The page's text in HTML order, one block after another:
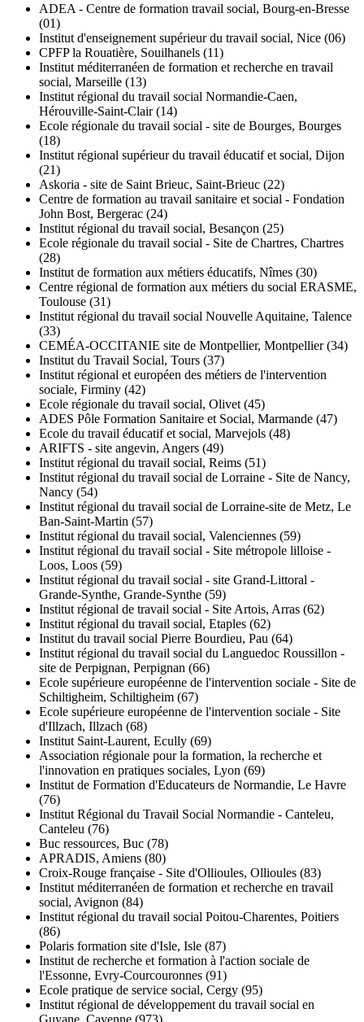
ADEA - Centre de formation travail social, Bourg-en-Bresse
(01)
Institut d'enseignement supérieur du travail social, Nice (06)
CPFP la Rouatière, Souilhanels (11)
Institut méditerranéen de formation et recherche en travail
social, Marseille (13)
Institut régional du travail social Normandie-Caen,
Hérouville-Saint-Clair (14)
Ecole régionale du travail social - site de Bourges, Bourges
(18)
Institut régional supérieur du travail éducatif et social, Dijon
(21)
Askoria - site de Saint Brieuc, Saint-Brieuc (22)
Centre de formation au travail sanitaire et social - Fondation
John Bost, Bergerac (24)
Institut régional du travail social, Besançon (25)
Ecole régionale du travail social - Site de Chartres, Chartres
(28)
Institut de formation aux métiers éducatifs, Nîmes (30)
Centre régional de formation aux métiers du social ERASME,
Toulouse (31)
Institut régional du travail social Nouvelle Aquitaine, Talence
(33)
CEMÉA-OCCITANIE site de Montpellier, Montpellier (34)
Institut du Travail Social, Tours (37)
Institut régional et européen des métiers de l'intervention
sociale, Firminy (42)
Ecole régionale du travail social, Olivet (45)
ADES Pôle Formation Sanitaire et Social, Marmande (47)
Ecole du travail éducatif et social, Marvejols (48)
ARIFTS - site angevin, Angers (49)
Institut régional du travail social, Reims (51)
Institut régional du travail social de Lorraine - Site de Nancy,
Nancy (54)
Institut régional du travail social de Lorraine-site de Metz, Le
Ban-Saint-Martin (57)
Institut régional du travail social, Valenciennes (59)
Institut régional du travail social - Site métropole lilloise -
Loos, Loos (59)
Institut régional du travail social - site Grand-Littoral -
Grande-Synthe, Grande-Synthe (59)
Institut régional de travail social - Site Artois, Arras (62)
Institut régional du travail social, Etaples (62)
Institut du travail social Pierre Bourdieu, Pau (64)
Institut régional du travail social du Languedoc Roussillon -
site de Perpignan, Perpignan (66)
Ecole supérieure européenne de l'intervention sociale - Site de
Schiltigheim, Schiltigheim (67)
Ecole supérieure européenne de l'intervention sociale - Site
d'Illzach, Illzach (68)
Institut Saint-Laurent, Ecully (69)
Association régionale pour la formation, la recherche et
l'innovation en pratiques sociales, Lyon (69)
Institut de Formation d'Educateurs de Normandie, Le Havre
(76)
Institut Régional du Travail Social Normandie - Canteleu,
Canteleu (76)
Buc ressources, Buc (78)
APRADIS, Amiens (80)
Croix-Rouge française - Site d'Ollioules, Ollioules (83)
Institut méditerranéen de formation et recherche en travail
social, Avignon (84)
Institut régional du travail social Poitou-Charentes, Poitiers
(86)
Polaris formation site d'Isle, Isle (87)
Institut de recherche et formation à l'action sociale de
l'Essonne, Evry-Courcouronnes (91)
Ecole pratique de service social, Cergy (95)
Institut régional de développement du travail social en
Guyane, Cayenne (973)